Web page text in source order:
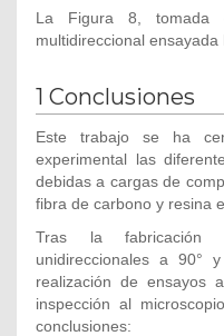
La Figura 8, tomada
multidireccional
1 Conclusiones
Este trabajo se ha
experimental las
debidas a cargas de
fibra de carbono y resina
Tras la fabricación
unidireccionales a 90°
realización de ensayos
inspección al
conclusiones: